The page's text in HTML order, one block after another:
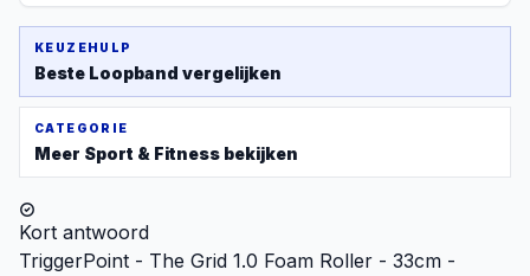
KEUZEHULP
Beste Loopband vergelijken
CATEGORIE
Meer Sport & Fitness bekijken
Kort antwoord
TriggerPoint - The Grid 1.0 Foam Roller - 33cm -